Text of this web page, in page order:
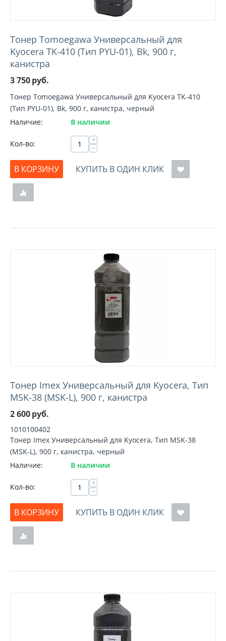
Тонер Tomoegawa Универсальный для
Kyocera TK-410 (Тип PYU-01), Bk, 900 г,
канистра
3 750руб.
Тонер Tomoegawa Универсальный для Kyocera TK-410
(Тип PYU-01), Bk, 900 г, канистра, черный
Наличие:
В наличии
Кол-во: +
−
В КОРЗИНУ
КУПИТЬ В ОДИН КЛИК
Тонер Imex Универсальный для Kyocera, Тип
MSK-38 (MSK-L), 900 г, канистра
2 600руб.
1010100402
Тонер Imex Универсальный для Kyocera, Тип MSK-38
(MSK-L), 900 г, канистра, черный
Наличие:
В наличии
Кол-во: +
−
В КОРЗИНУ
КУПИТЬ В ОДИН КЛИК